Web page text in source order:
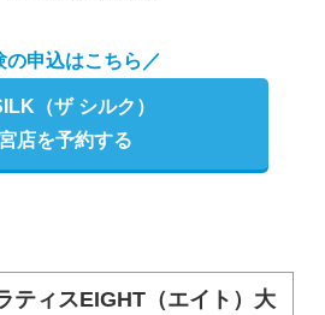
の申込はこちら／
（ザ シルク）
店を予約する
ティスEIGHT（エイト）大